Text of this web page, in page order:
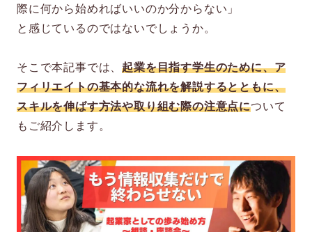
際に何から始めればいいのか分からない」
と感じているのではないでしょうか。
そこで本記事では、起業を目指す学生のために、ア
フィリエイトの基本的な流れを解説するとともに、
スキルを伸ばす方法や取り組む際の注意点について
もご紹介します。